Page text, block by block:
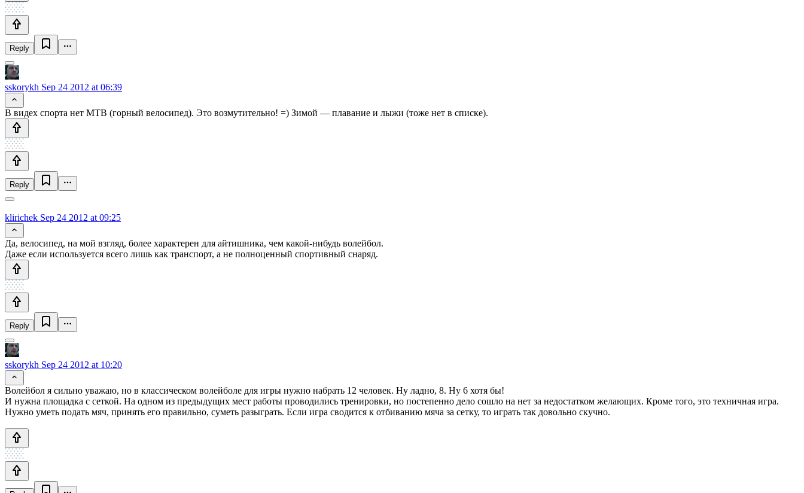
Reply
sskorykh Sep 24 2012 at 06:39
В видех спорта нет MTB (горный велосипед). Это возмутительно! =) Зимой — плавание и лыжи (тоже нет в списке).
Reply
klirichek Sep 24 2012 at 09:25
Да, велосипед, на мой взгляд, более характерен для айтишника, чем какой-нибудь волейбол.
Даже если используется всего лишь как транспорт, а не полноценный спортивный снаряд.
Reply
sskorykh Sep 24 2012 at 10:20
Волейбол я сильно уважаю, но в классическом волейболе для игры нужно набрать 12 человек. Ну ладно, 8. Ну 6 хотя бы!
И нужна площадка с сеткой. На одном из предыдущих мест работы проводились тренировки, но постепенно дело сошло на нет за недостатком желающих. Кроме того, это техничная игра.
Нужно уметь подать мяч, принять его правильно, суметь разыграть. Если игра сводится к отбиванию мяча за сетку, то играть так довольно скучно.